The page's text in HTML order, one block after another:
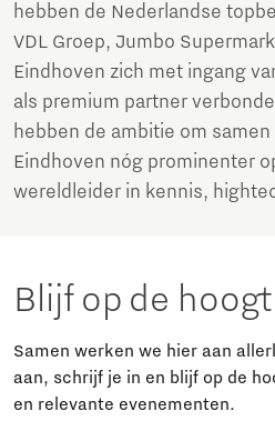
hebben de Nederlandse
VDL Groep, Jumbo
Eindhoven zich met ingang
als premium partner
hebben de ambitie om
Eindhoven nóg prominenter
wereldleider in kennis,
Blijf op de
Samen werken we hier aan
aan, schrijf je in en blijf op de
en relevante evenementen.